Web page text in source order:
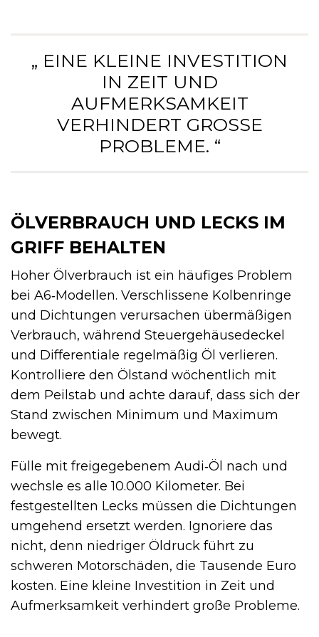
„ EINE KLEINE INVESTITION
IN ZEIT UND
AUFMERKSAMKEIT
VERHINDERT GROSSE P
ROBLEME. “
ÖLVERBRAUCH UND LECKS IM
GRIFF BEHALTEN
Hoher Ölverbrauch ist ein häufiges Problem
bei A6‑Modellen. Verschlissene Kolbenringe
und Dichtungen verursachen übermäßigen
Verbrauch, während Steuergehäusedeckel
und Differentiale regelmäßig Öl verlieren.
Kontrolliere den Ölstand wöchentlich mit
dem Peilstab und achte darauf, dass sich der
Stand zwischen Minimum und Maximum
bewegt.
Fülle mit freigegebenem Audi‑Öl nach und
wechsle es alle 10.000 Kilometer. Bei
festgestellten Lecks müssen die Dichtungen
umgehend ersetzt werden. Ignoriere das
nicht, denn niedriger Öldruck führt zu
schweren Motorschäden, die Tausende Euro
kosten. Eine kleine Investition in Zeit und
Aufmerksamkeit verhindert große Probleme.